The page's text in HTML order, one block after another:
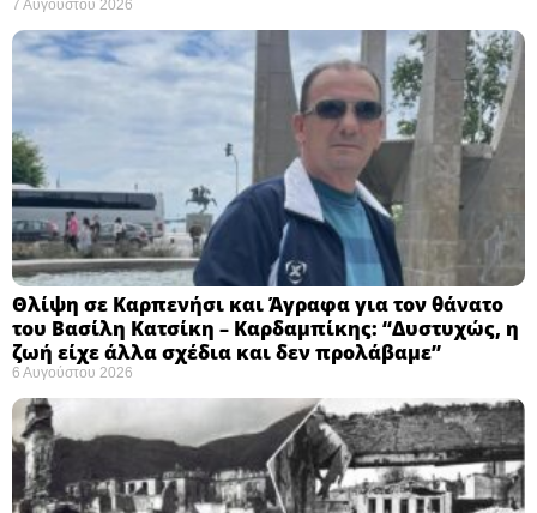
7 Αυγούστου 2026
Θλίψη σε Καρπενήσι και Άγραφα για τον θάνατο
του Βασίλη Κατσίκη – Καρδαμπίκης: “Δυστυχώς, η
ζωή είχε άλλα σχέδια και δεν προλάβαμε”
6 Αυγούστου 2026